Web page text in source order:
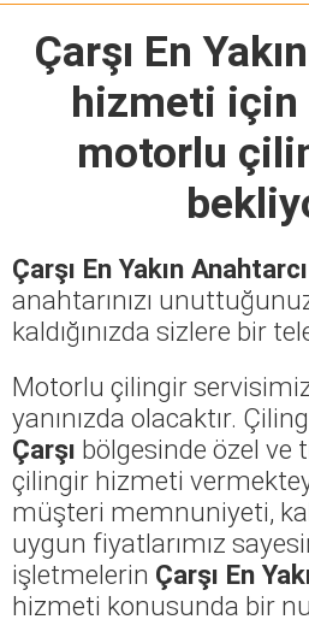
Çarşı En
hizmeti için
motorlu
Çarşı En Yakın Anahtarcı
anahtarınızı
kaldığınızda sizlere bir
Motorlu çilingir
yanınızda olacaktır.
Çarşı bölgesinde özel ve
çilingir hizmeti
müşteri memnuniyeti,
uygun fiyatlarımız
işletmelerin Çarşı En
hizmeti konusunda bir